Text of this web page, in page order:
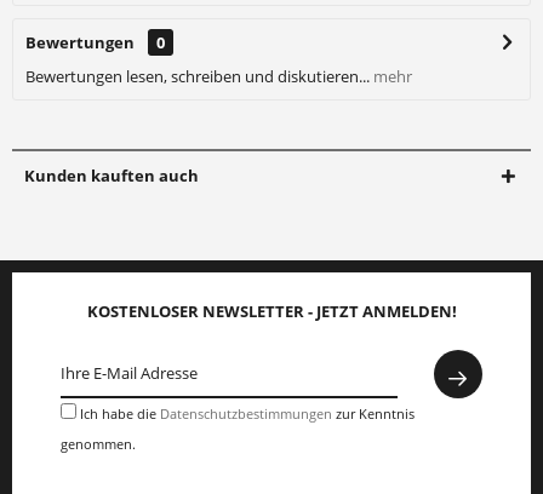
Bewertungen
0
Bewertungen lesen, schreiben und diskutieren... mehr
Kunden kauften auch
KOSTENLOSER NEWSLETTER - JETZT ANMELDEN!
Ich habe die Datenschutzbestimmungen zur Kenntnis
genommen.